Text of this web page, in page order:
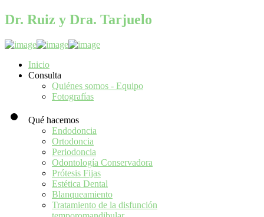
Dr. Ruiz y Dra. Tarjuelo
Inicio
Consulta
Quiénes somos - Equipo
Fotografías
Qué hacemos
Endodoncia
Ortodoncia
Periodoncia
Odontología Conservadora
Prótesis Fijas
Estética Dental
Blanqueamiento
Tratamiento de la disfunción